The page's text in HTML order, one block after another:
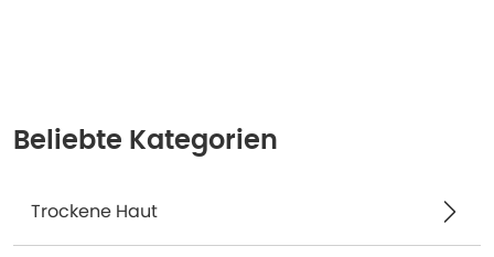
Beliebte Kategorien
Trockene Haut